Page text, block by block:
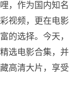
，作为国内知名
视频，更在电影
的选择。今天，
选电影合集，并
高清大片，享受